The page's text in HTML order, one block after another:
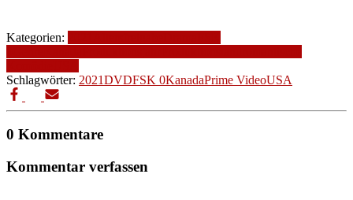
Kategorien:
Schlagwörter: 2021DVDFSK 0KanadaPrime VideoUSA
0 Kommentare
Kommentar verfassen